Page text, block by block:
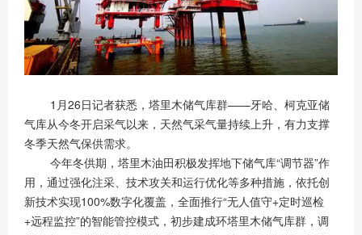
1月26日记者获悉，塔里木储气库群——牙哈、柯克亚储
气库从今冬开启采气以来，天然气采气量持续上升，有力支撑
冬季天然气保供需求。
今年冬供期，塔里木油田积极发挥地下储气库“调节器”作
用，通过强化注采、技术攻关和运行优化等多种措施，依托创
新技术实现100%数字化覆盖，全面推行“无人值守+定时巡检
+远程监控”的智能管控模式，初步建成环塔里木储气库群，调